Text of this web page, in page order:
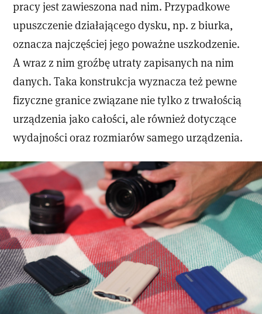
pracy jest zawieszona nad nim. Przypadkowe
upuszczenie działającego dysku, np. z biurka,
oznacza najczęściej jego poważne uszkodzenie.
A wraz z nim groźbę utraty zapisanych na nim
danych. Taka konstrukcja wyznacza też pewne
fizyczne granice związane nie tylko z trwałością
urządzenia jako całości, ale również dotyczące
wydajności oraz rozmiarów samego urządzenia.